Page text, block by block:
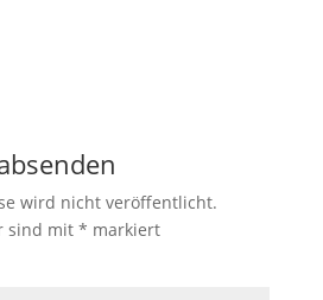
wird nicht veröffentlicht.
sind mit * markiert